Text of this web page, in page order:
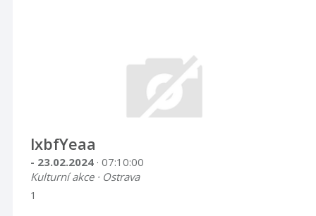
lxbfYeaa
- 23.02.2024 · 07:10:00
Kulturní akce · Ostrava
1